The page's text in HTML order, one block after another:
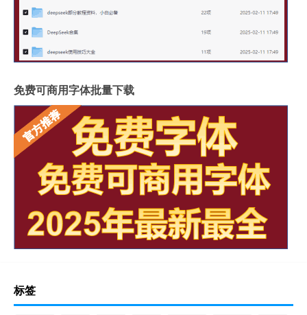
免费可商用字体批量下载
标签